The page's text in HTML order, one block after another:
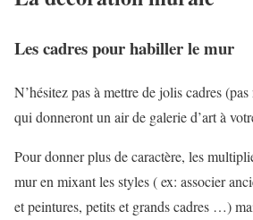
Les cadres pour habiller le mur
N’hésitez pas à mettre de jolis cadres
qui donneront un air de galerie d’art à
Pour donner plus de caractère, les
mur en mixant les styles ( ex: associer
et peintures, petits et grands cadres …)